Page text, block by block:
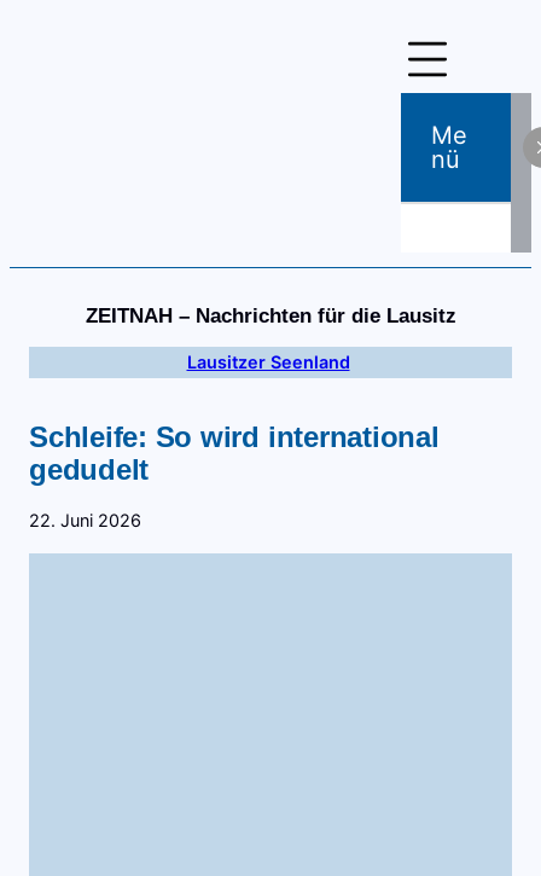
Me
Nü
ZEITNAH – Nachrichten für die Lausitz
Lausitzer Seenland
Schleife: So wird international
gedudelt
22. Juni 2026